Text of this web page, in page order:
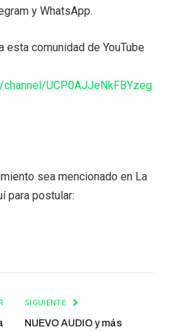
y WhatsApp.
esta comunidad de YouTube
UCP0AJJeNkFBYzeg
sea mencionado en La
para postular:
SIGUIENTE
NUEVO AUDIO y más